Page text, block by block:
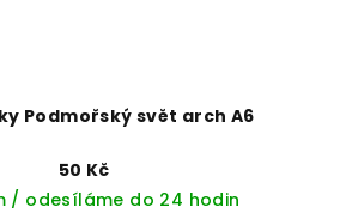
Podmořský svět arch A6
50 Kč
/ odesíláme do 24 hodin